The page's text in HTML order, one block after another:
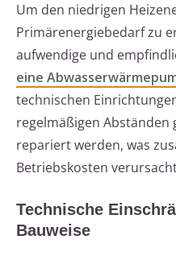
Um den niedrigen
Primärenergiebedarf zu
aufwendige und
eine
technischen
regelmäßigen
repariert werden, was
Betriebskosten
Technische
Bauweise